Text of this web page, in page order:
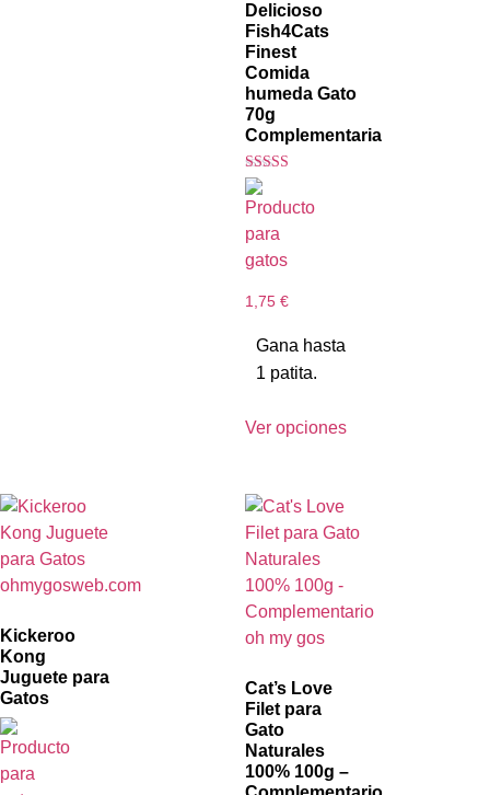
Delicioso
Fish4Cats
Finest
Comida
humeda Gato
70g
Complementaria
Valorado con
5.00
de 5
1,75 €
Gana hasta
1 patita.
Ver opciones
Kickeroo
Kong
Juguete para
Gatos
Cat’s Love
Filet para
Gato
Naturales
100% 100g –